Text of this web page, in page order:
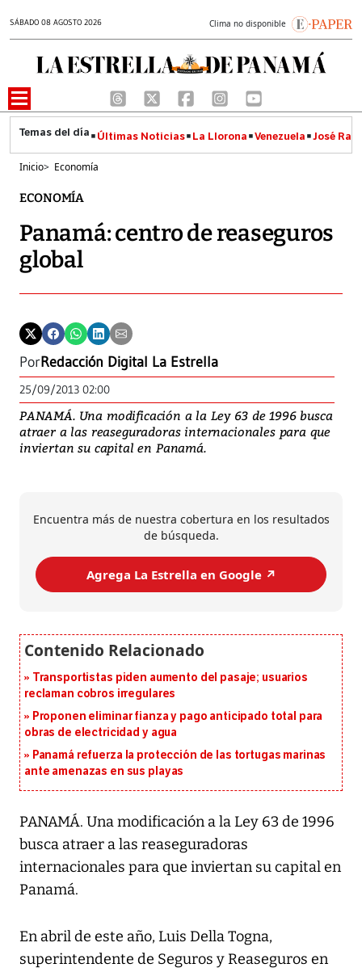
SÁBADO 08 AGOSTO 2026 Clima no disponible
Últimas Noticias La Llorona Venezuela José
Inicio> Economía
ECONOMÍA
Panamá: centro de reaseguros
global
PorRedacción Digital La Estrella
25/09/2013 02:00
PANAMÁ. Una modificación a la Ley 63 de 1996 busca
atraer a las reaseguradoras internacionales para que
inviertan su capital en Panamá.
Encuentra más de nuestra cobertura en los resultados
de búsqueda.
Agrega La Estrella en Google ↗️
Transportistas piden aumento del pasaje; usuarios
reclaman cobros irregulares
Proponen eliminar fianza y pago anticipado total para
obras de electricidad y agua
Panamá refuerza la protección de las tortugas marinas
ante amenazas en sus playas
PANAMÁ. Una modificación a la Ley 63 de 1996
busca atraer a las reaseguradoras
internacionales para que inviertan su capital en
Panamá.
En abril de este año, Luis Della Togna,
superintendente de Seguros y Reaseguros en